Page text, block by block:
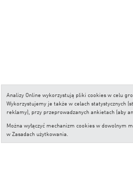
Analizy Online wykorzystują pliki cookies w celu
Wykorzystujemy je także w celach
reklamy), przy przeprowadzanych ankietach (aby
Można wyłączyć mechanizm cookies w
wZasadach użytkowania